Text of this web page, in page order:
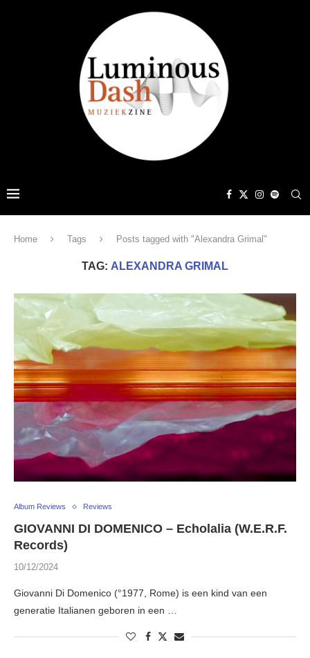
Home Tags Posts tagged with "Alexandra Grimal"
TAG: ALEXANDRA GRIMAL
Album Reviews Reviews
GIOVANNI DI DOMENICO – Echolalia (W.E.R.F.
Records)
10/12/2024
Giovanni Di Domenico (°1977, Rome) is een kind van een
generatie Italianen geboren in een …